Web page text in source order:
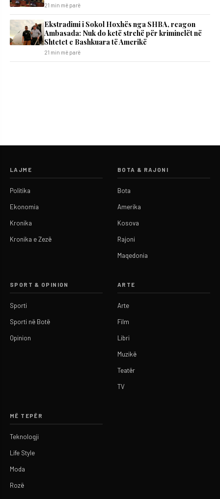
21 min më parë
Ekstradimi i Sokol Hoxhës nga SHBA, reagon
Ambasada: Nuk do ketë strehë për kriminelët në
Shtetet e Bashkuara të Amerikë
21 min më parë
LAJME
Politika
Ekonomia
Kronika
Kronika e Zezë
BOTA & RAJONI
Bota
Amerika
Kosova
Rajoni
Maqedonia
SPORT & OPINION
Sporti
Sporti në Botë
Opinion
ARTE
Arte
Film
Libri
Muzikë
Teatër
TV
MË TEPËR
Teknologji
Life Style
Moda
Rozë